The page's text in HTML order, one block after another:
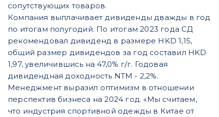
сопутствующих товаров.
Компания выплачивает дивиденды дважды в год
по итогам полугодий. По итогам 2023 года СД
рекомендовал дивиденд в размере HKD 1,15,
общий размер дивидендов за год составил HKD
1,97, увеличившись на 47,0% г/г. Годовая
дивидендная доходность NTM - 2,2%.
Менеджмент выразил оптимизм в отношении
перспектив бизнеса на 2024 год. «Мы считаем,
что индустрия спортивной одежды в Китае от